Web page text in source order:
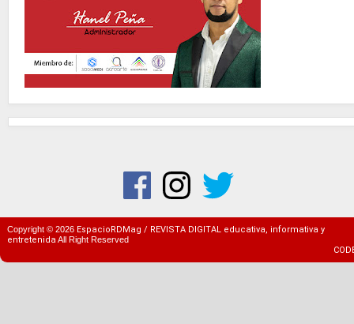
Copyright © 2026 EspacioRDMag / REVISTA DIGITAL educativa, informativa y
entretenidaAll Right Reserved